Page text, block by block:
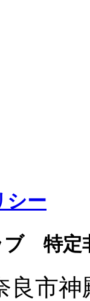
シー
ブ 特定
良市